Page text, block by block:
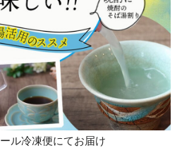
ル冷凍便にてお届け